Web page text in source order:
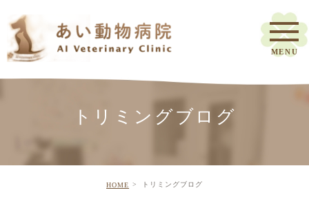
トリミングブログ
HOME トリミングブログ